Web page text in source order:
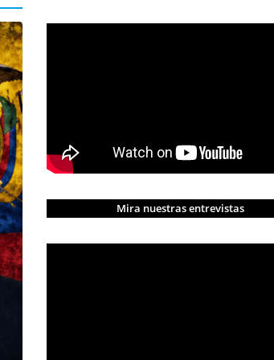
Mira nuestras entrevistas